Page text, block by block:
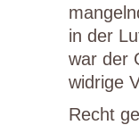
in der
war der
widrige
Recht